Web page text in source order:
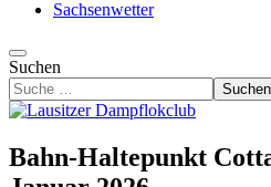
Sachsenwetter
Suchen
Suchen
Bahn-Haltepunkt